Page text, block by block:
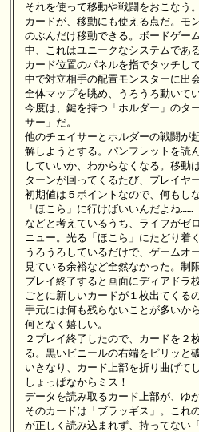
それを使って移動や戦闘をおこなう
カードが、移動にも使える点だ。モ
のぶんだけ移動できる。ボードゲー
中、これはユニークなシステムであ
カード位置のパネルを指でタッチし
中で対立相手の配置モンスターに出
全体マップを眺め、うろうろ動いて
今度は、鍵を持つ「ホルダー」のタ
サー」だ。
他のチェイサーとホルダーの戦闘が
解しようとする。パンフレットを読
していいか、わからなくなる。移動
ターンが回ってくるたび、プレイヤ
初期値は５ポイントなので、何もし
「ほこら」に行けばいいんだよね……
などと考えているうち、ライフがゼ
ニュー。光る「ほこら」にたどり着
うろうろしているだけで、ゲームオ
見ている余裕など全然なかった。制
プレイ終了すると画面にディアドラ
ごとに新しいカードが１枚出てくる
手元には何も残らないことが多いか
何となく嬉しい。
２プレイ終了したので、カードを２
る。黒いビニールの右端をピリッと
いきなり、カード上部を折り曲げて
しょっぱなからミス！
データを読み取るカード上部が、ゆ
そのカードは「ブラッギス」。これ
が正しく読み込まれず、持ってない